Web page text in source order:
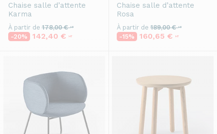
Chaise salle d’attente
Karma
À partir de 178,00 €HT
-20% 142,40 € HT
Chaise salle d’attente
Rosa
À partir de 189,00 €HT
-15% 160,65 € HT